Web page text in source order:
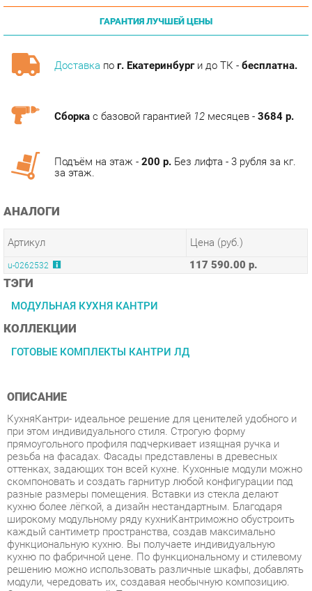
Доставкапог. Екатеринбурги до ТК -бесплатна.
АНАЛОГИ
Артикул
u-0262532 117 590.00 р.
ТЭГИ
МОДУЛЬНАЯ КУХНЯ КАНТРИ
КОЛЛЕКЦИИ
ГОТОВЫЕ КОМПЛЕКТЫ КАНТРИ ЛД
ОПИСАНИЕ
прямоугольного профиля подчеркивает изящная ручка и
оттенках, задающих тон всей кухне. Кухонные модули можно
скомпоновать и создать гарнитур любой конфигурации под
разные размеры помещения. Вставки из стекла делают
кухню более лёгкой, а дизайн нестандартным. Благодаря
широкому модульному ряду кухниКантриможно обустроить
каждый сантиметр пространства, создав максимально
функциональную кухню. Вы получаете индивидуальную
кухню по фабричной цене. По функциональному и стилевому
решению можно использовать различные шкафы, добавлять
модули, чередовать их, создавая необычную композицию.
Стиль - классический, Прованс.
Условия покупки